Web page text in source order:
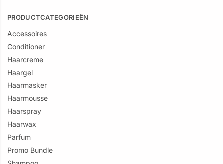
PRODUCTCATEGORIEËN
Accessoires
Conditioner
Haarcreme
Haargel
Haarmasker
Haarmousse
Haarspray
Haarwax
Parfum
Promo Bundle